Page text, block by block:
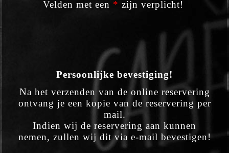
Velden met een * zijn verplicht!
Persoonlijke bevestiging!
Na het verzenden van de online reservering
ontvang je een kopie van de reservering per
mail.
Indien wij de reservering aan kunnen
nemen, zullen wij dit via e-mail bevestigen!